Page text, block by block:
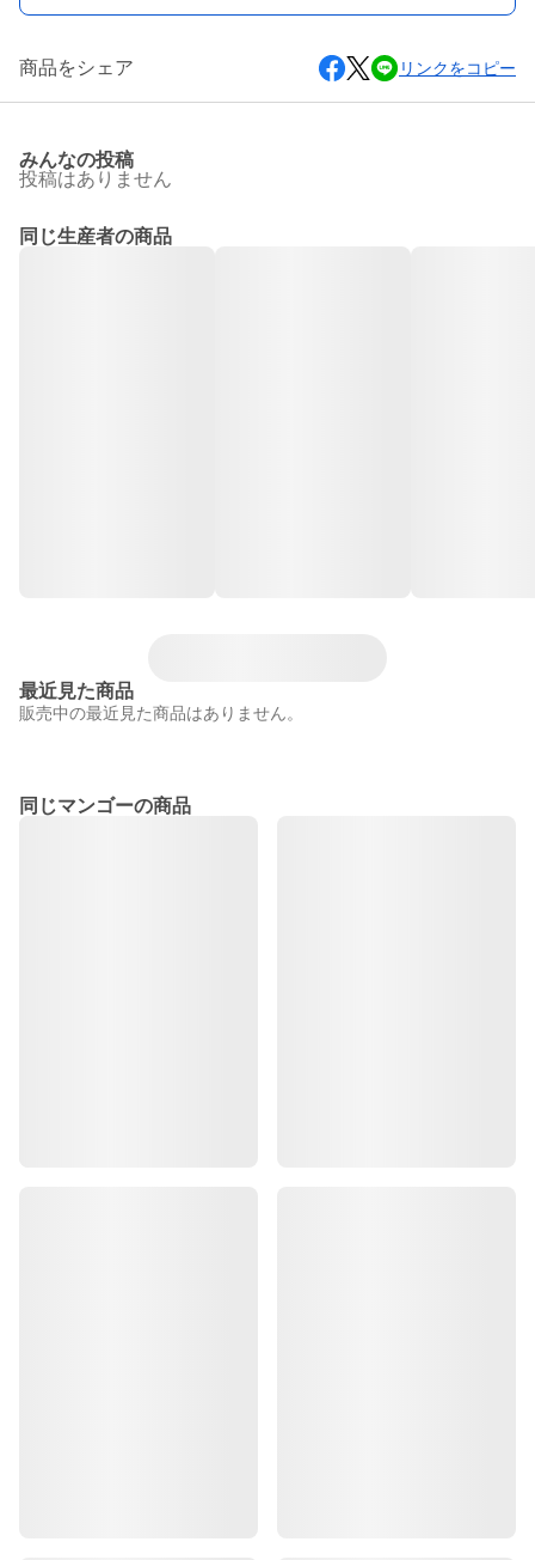
商品をシェア リンクをコピー
みんなの投稿
投稿はありません
同じ生産者の商品
最近見た商品
販売中の最近見た商品はありません。
同じマンゴーの商品